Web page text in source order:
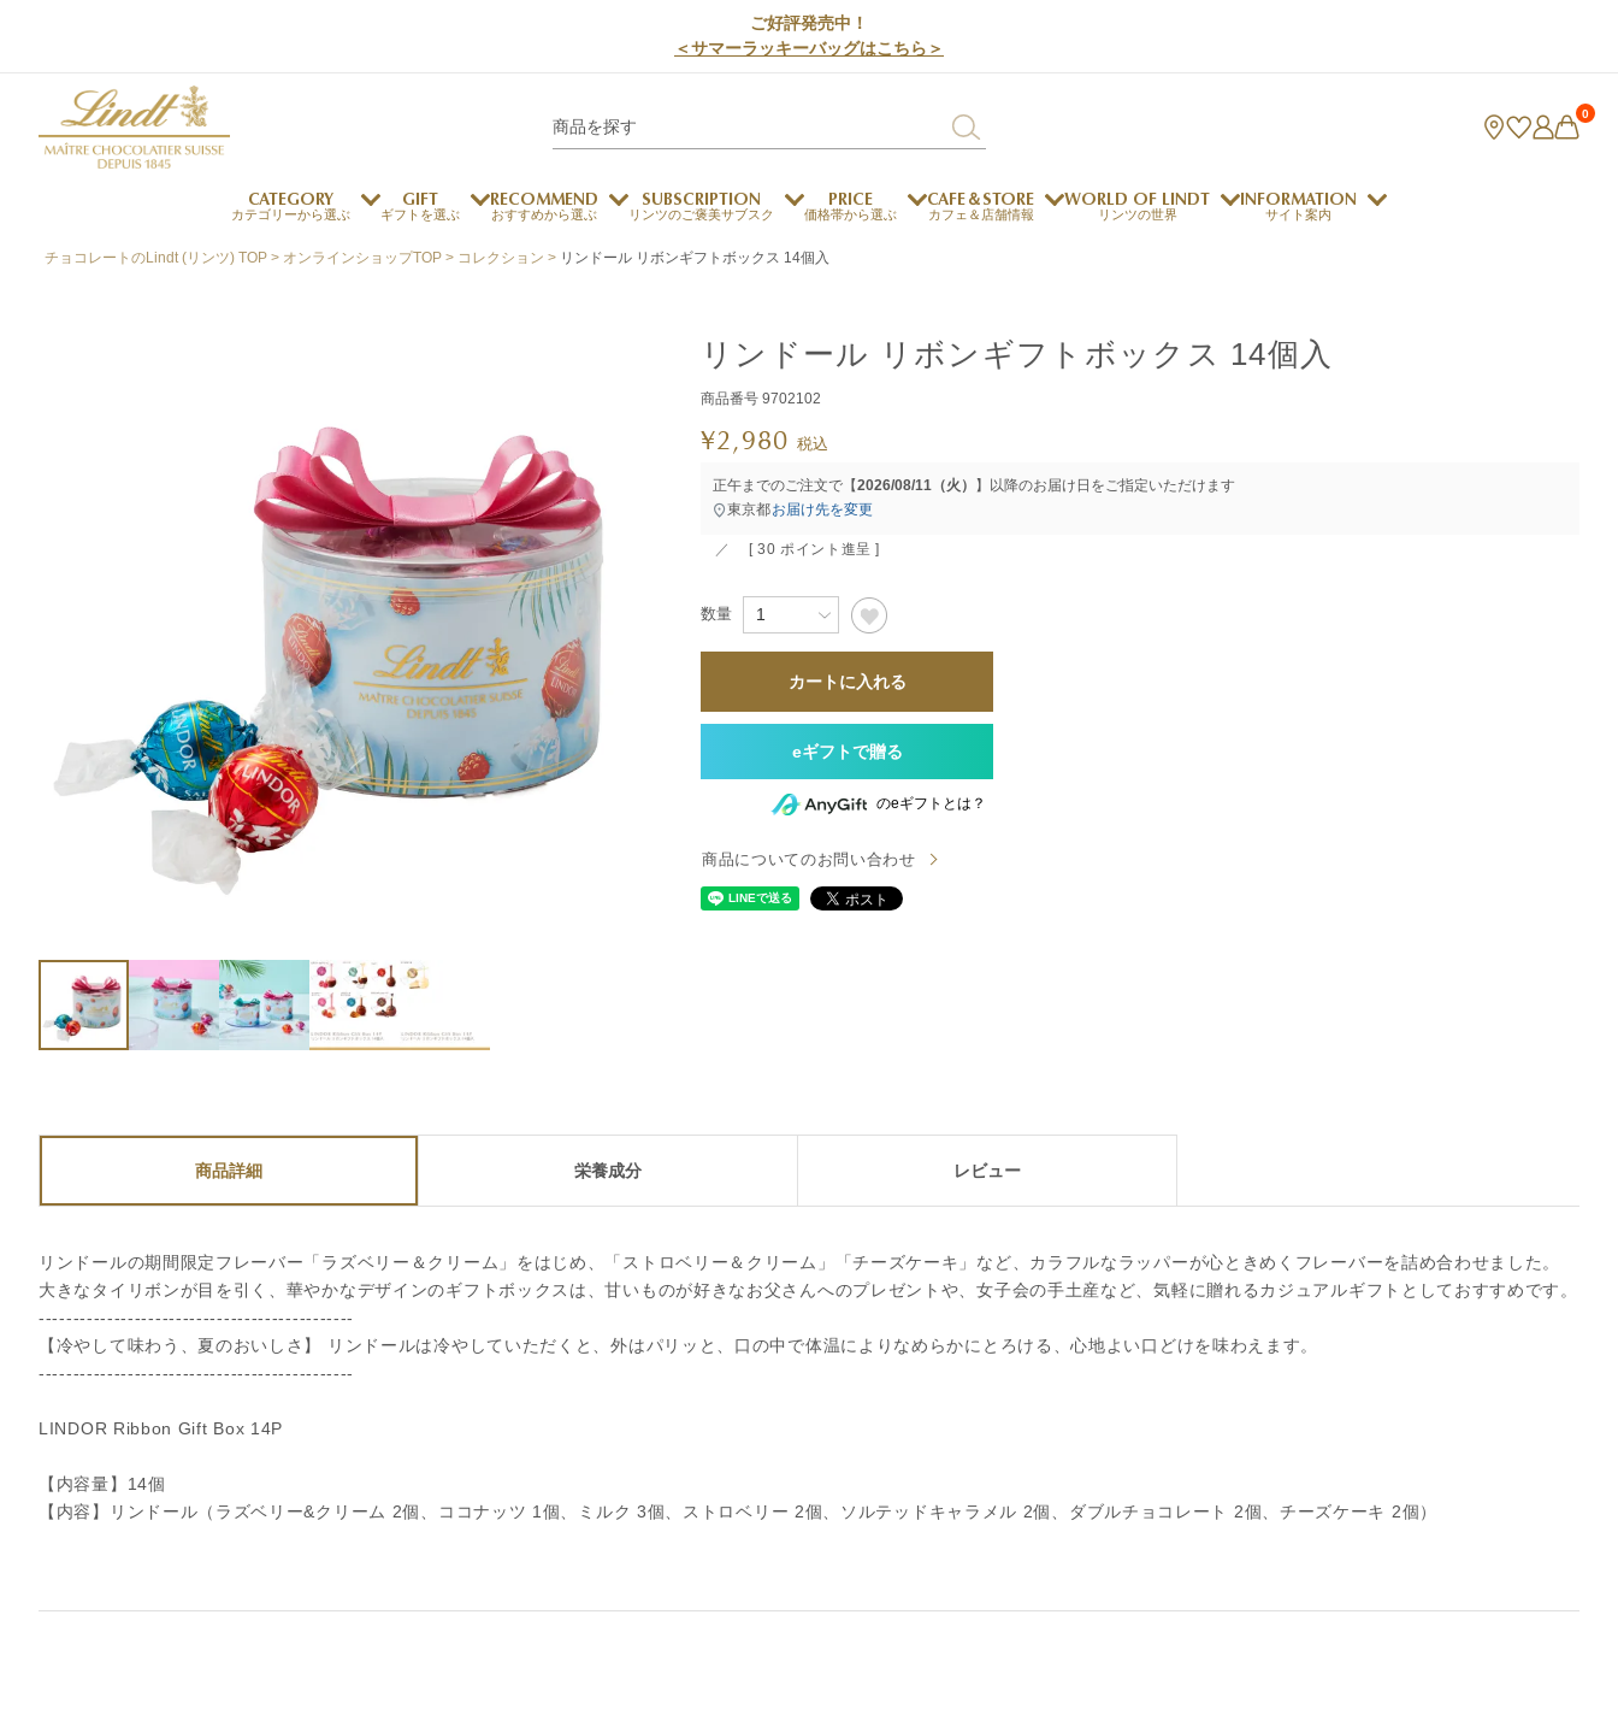
ご好評発売中！
＜サマーラッキーバッグはこちら＞
0
CATEGORY
カテゴリーから選ぶ
フレーバー一覧
リンドール
関連商品一覧
チョコウェイファー
ドバイスタイル
チョコレート
エクセレンス プラリネ クレマジェラータ
ショコラスイーツ
(焼き菓子)
リンツ・シン 送料無料
すべて
GIFT
ギフトを選ぶ
のし対応商品
メッセージカード対応
商品
法人ギフト
すべて
RECOMMEND
おすすめから選ぶ
サマーチョコレート お中元
すべて
SUBSCRIPTION
リンツのご褒美サブスク
リンツのご褒美サブス
PRICE
価格帯から選ぶ
CAFE＆STORE
カフェ＆店舗情報
店舗からのお知らせ カフェメニュー デジタルギフト 採用情報 My Lindt Club
WORLD OF LINDT
リンツの世界
メートルショコラティエ
チョコレートとワイン
ロジャーフェデラー
INFORMATION
サイト案内
チョコレートのLindt (リンツ) TOP オンラインショップTOP コレクション リンドール リボンギフトボックス 14個入
リンドール リボンギフトボックス 14個入
商品番号 9702102
¥2,980 税込
正午までのご注文で【2026/08/11（火）
】以降のお届け日をご指定いただけます
東京都お届け先を変更
[ 30 ポイント進呈 ]
カートに入れる
のeギフトとは？
商品についてのお問い合わせ
商品詳細 栄養成分 レビュー
リンドールの期間限定フレーバー「ラズベリー＆クリーム」をはじめ、「ストロベリー＆クリーム」「チーズケーキ」など、カラフルなラッパーが心ときめくフレーバーを詰め合わせました。
大きなタイリボンが目を引く、華やかなデザインのギフトボックスは、甘いものが好きなお父さんへのプレゼントや、女子会の手土産など、気軽に贈れるカジュアルギフトとしておすすめです。
----------------------------------------------
【冷やして味わう、夏のおいしさ】 リンドールは冷やしていただくと、外はパリッと、口の中で体温によりなめらかにとろける、心地よい口どけを味わえます。
----------------------------------------------
LINDOR Ribbon Gift Box 14P
【内容量】14個
【内容】リンドール（ラズベリー&クリーム 2個、ココナッツ 1個、ミルク 3個、ストロベリー 2個、ソルテッドキャラメル 2個、ダブルチョコレート 2個、チーズケーキ 2個）